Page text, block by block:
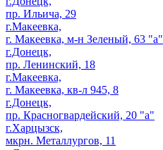
пр. Ильича, 29
г.Макеевка,
г. Макеевка, м-н Зеленый, 63 "а"
г.Донецк,
пр. Ленинский, 18
г.Макеевка,
г. Макеевка, кв-л 945, 8
г.Донецк,
пр. Красногвардейский, 20 "а"
г.Харцызск,
мкрн. Металлургов, 11